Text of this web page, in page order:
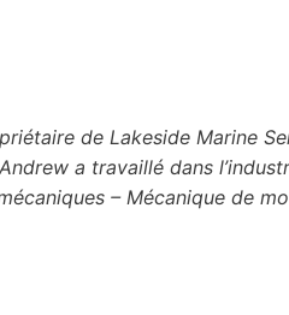
de Lakeside Marine
a travaillé dans
– Mécanique de